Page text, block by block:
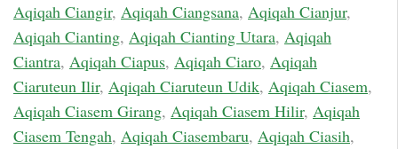
Aqiqah Ciangir, Aqiqah Ciangsana, Aqiqah Cianjur,
Aqiqah Cianting, Aqiqah Cianting Utara, Aqiqah
Ciantra, Aqiqah Ciapus, Aqiqah Ciaro, Aqiqah
Ciaruteun Ilir, Aqiqah Ciaruteun Udik, Aqiqah Ciasem,
Aqiqah Ciasem Girang, Aqiqah Ciasem Hilir, Aqiqah
Ciasem Tengah, Aqiqah Ciasembaru, Aqiqah Ciasih,